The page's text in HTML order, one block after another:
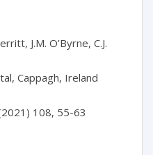
J.M. O’Byrne, C.J.
Cappagh, Ireland
108, 55-63